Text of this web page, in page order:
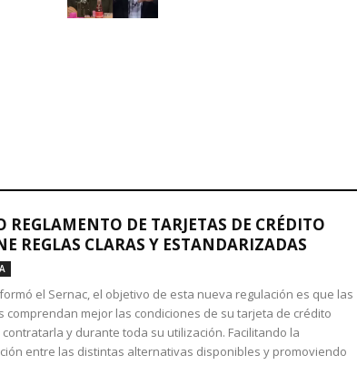
REGLAMENTO DE TARJETAS DE CRÉDITO
REGLAS CLARAS Y ESTANDARIZADAS
el Sernac, el objetivo de esta nueva regulación es que las
comprendan mejor las condiciones de su tarjeta de crédito
y durante toda su utilización. Facilitando la
entre las distintas alternativas disponibles y promoviendo